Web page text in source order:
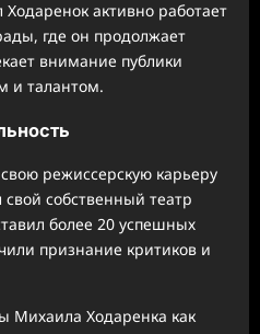
активно работает
где он продолжает
внимание публики
и талантом.
режиссерскую карьеру
свой собственный театр
более 20 успешных
признание критиков и
Михаила Ходаренка как